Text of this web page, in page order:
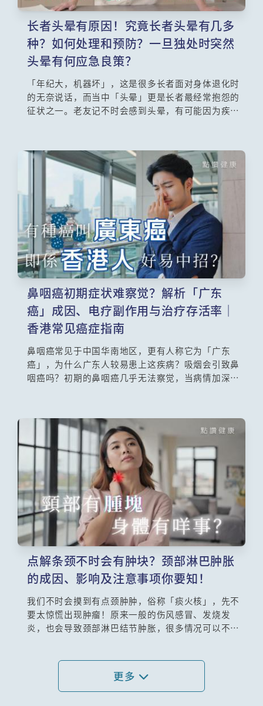
长者头晕有原因！究竟长者头晕有几多
种？如何处理和预防？一旦独处时突然
头晕有何应急良策？
「年纪大，机器坏」，这是很多长者面对身体退化时
的无奈说话，而当中「头晕」更是长者最经常抱怨的
征状之一。老友记不时会感到头晕，有可能因为疾病
和勤习哪些运动可以改善情况？《医生与你》请来香
港大学临床医学学院内科学系临床助理教授阮君毓医
生为大家详细讲解长者头晕，尤其要留心一旦长者独
处时突然头晕应该怎样做？
鼻咽癌初期症状难察觉？解析「广东
癌」成因、电疗副作用与治疗存活率｜
香港常见癌症指南
鼻咽癌常见于中国华南地区，更有人称它为「广东
癌」，为什么广东人较易患上这疾病？吸烟会引致鼻
咽癌吗？初期的鼻咽癌几乎无法察觉，当病情加深
医学院耳鼻咽喉–头颈外科学系系主任及教授陈英权教
授深度解析EBV病毒与鼻咽癌关系，破除咸鱼致癌迷
思，揭密电疗对耳鼻喉的长期影响，并提供香港鼻咽
癌治疗方案与最新存活率数据。男性发病风险比女性
高3倍，40-60岁族群必读！
点解条颈不时会有肿块？颈部淋巴肿胀
的成因、影响及注意事项你要知！
我们不时会摸到有点颈肿肿，俗称「痰火核」，先不
要太惊慌出现肿瘤！原来一般的伤风感冒、发烧发
炎，也会导致颈部淋巴结节肿胀，很多情况可以不药
否很痛？威尔斯亲王医院耳鼻喉科部门主管王维扬医
生会为大家逐一讲解。
更多